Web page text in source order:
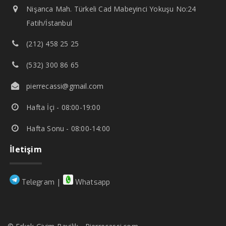
Nişanca Mah. Türkeli Cad Mabeyinci Yokuşu No:24
Fatih/İstanbul
(212) 458 25 25
(532) 300 86 65
pierrecassi@gmail.com
Hafta İçi - 08:00-19:00
Hafta Sonu - 08:00-14:00
İletişim
Telegram | Whatsapp